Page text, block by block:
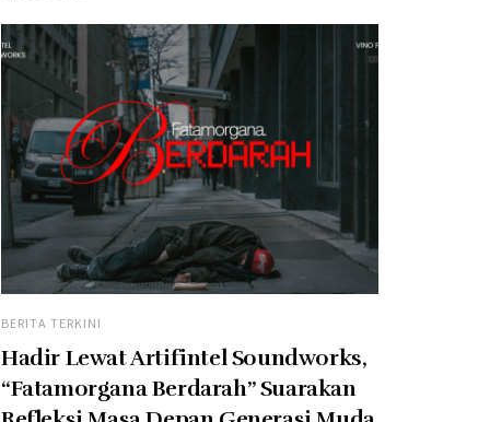
BERITA TERKINI
Hadir Lewat Artifintel Soundworks,
“Fatamorgana Berdarah” Suarakan